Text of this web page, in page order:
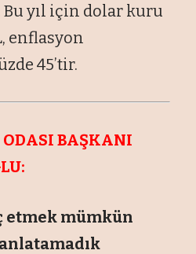
Bu yıl için dolar kuru
enflasyon
45’tir.
BAŞKANI
etmek mümkün